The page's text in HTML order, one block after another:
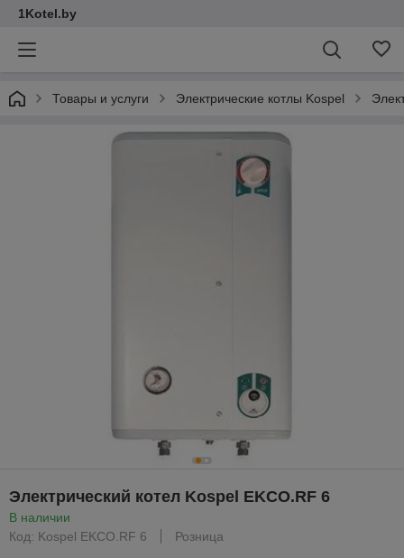
1Kotel.by
Товары и услуги Электрические котлы Kospel
Электрический котел Kospel EKCO.RF 6
В наличии
Код: Kospel EKCO.RF 6
Розница